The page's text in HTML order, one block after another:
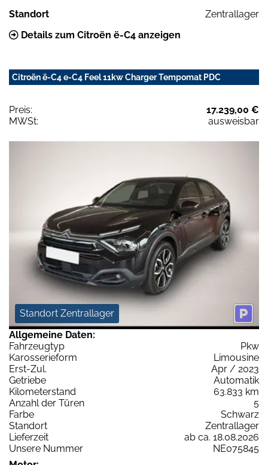
Standort
Zentrallager
Details zum Citroën ë-C4 anzeigen
Citroën ë-C4 e-C4 Feel 11kw Charger Tempomat PDC
Preis:
17.239,00 €
MWSt:
ausweisbar
Standort Zentrallager
Allgemeine Daten:
Fahrzeugtyp
Pkw
Karosserieform
Limousine
Erst-Zul.
Apr / 2023
Getriebe
Automatik
Kilometerstand
63.833 km
Anzahl der Türen
5
Farbe
Schwarz
Standort
Zentrallager
Lieferzeit
ab ca. 18.08.2026
Unsere Nummer
NE075845